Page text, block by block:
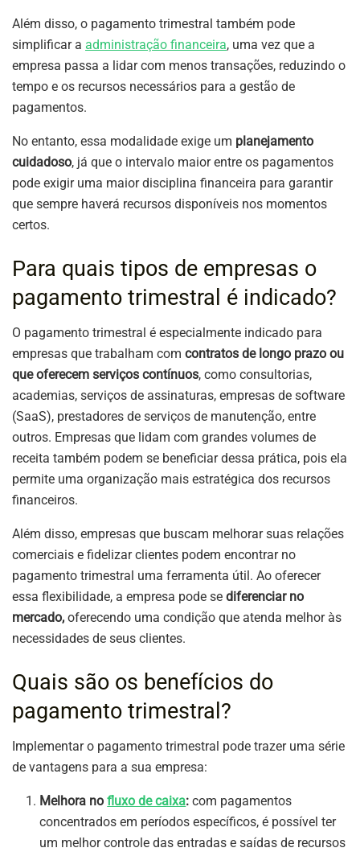
Além disso, o pagamento trimestral também pode
simplificar a administração financeira, uma vez que a
empresa passa a lidar com menos transações, reduzindo o
tempo e os recursos necessários para a gestão de
pagamentos.
No entanto, essa modalidade exige um planejamento
cuidadoso, já que o intervalo maior entre os pagamentos
pode exigir uma maior disciplina financeira para garantir
que sempre haverá recursos disponíveis nos momentos
certos.
Para quais tipos de empresas o
pagamento trimestral é indicado?
O pagamento trimestral é especialmente indicado para
empresas que trabalham com contratos de longo prazo ou
que oferecem serviços contínuos, como consultorias,
academias, serviços de assinaturas, empresas de software
(SaaS), prestadores de serviços de manutenção, entre
outros. Empresas que lidam com grandes volumes de
receita também podem se beneficiar dessa prática, pois ela
permite uma organização mais estratégica dos recursos
financeiros.
Além disso, empresas que buscam melhorar suas relações
comerciais e fidelizar clientes podem encontrar no
pagamento trimestral uma ferramenta útil. Ao oferecer
essa flexibilidade, a empresa pode se diferenciar no
mercado, oferecendo uma condição que atenda melhor às
necessidades de seus clientes.
Quais são os benefícios do
pagamento trimestral?
Implementar o pagamento trimestral pode trazer uma série
de vantagens para a sua empresa:
Melhora nofluxo de caixa: com pagamentos
concentrados em períodos específicos, é possível ter
um melhor controle das entradas e saídas de recursos